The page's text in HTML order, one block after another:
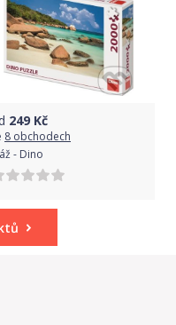
249 Kč
8 obchodech
- Dino